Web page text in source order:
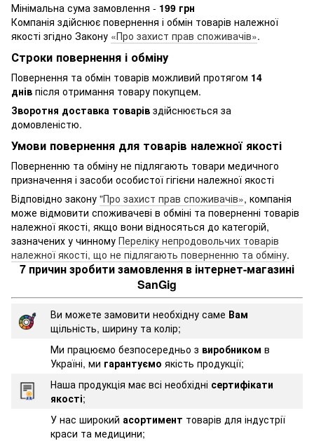
Мінімальна сума замовлення - 199 грн
Компанія здійснює повернення і обмін товарів належної
якості згідно Закону «Про захист прав споживачів».
Строки повернення і обміну
Повернення та обмін товарів можливий протягом 14
днів після отримання товару покупцем.
Зворотня доставка товарів здійснюється за
домовленістю.
Умови повернення для товарів належної якості
Поверненню та обміну не підлягають товари медичного
призначення і засоби особистої гігієни належної якості
Відповідно закону "Про захист прав споживачів», компанія
може відмовити споживачеві в обміні та поверненні товарів
належної якості, якщо вони відносяться до категорій,
зазначених у чинному Переліку непродовольчих товарів
належної якості, що не підлягають поверненню та обміну.
7 причин зробити замовлення в інтернет-магазині
SanGig
Ви можете замовити необхідну саме Вам
щільність, ширину та колір;
Ми працюємо безпосередньо з виробником в
Україні, ми гарантуємо якість продукції;
Наша продукція має всі необхідні сертифікати
якості;
У нас широкий асортимент товарів для індустрії
краси та медицини;